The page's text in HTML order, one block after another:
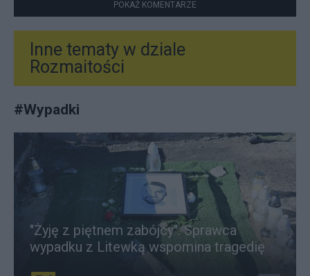
POKAŻ KOMENTARZE
Inne tematy w dziale
Rozmaitości
#Wypadki
"Żyję z piętnem zabójcy". Sprawca
wypadku z Litewką wspomina tragedię